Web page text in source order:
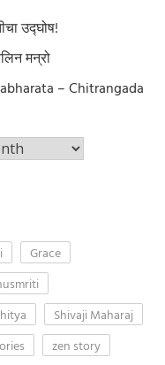
उद्घोष!
मन्रो
– Chitrangada
Grace
Shivaji Maharaj
zen story